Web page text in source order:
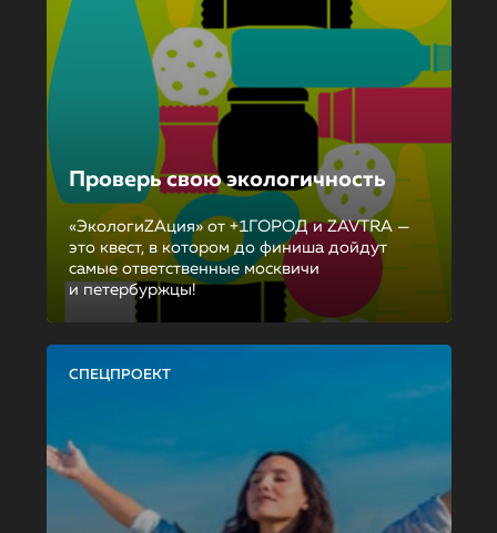
Проверь свою экологичность
«ЭкологиZAция» от +1ГОРОД и ZAVTRA —
это квест, в котором до финиша дойдут
самые ответственные москвичи
и петербуржцы!
СПЕЦПРОЕКТ